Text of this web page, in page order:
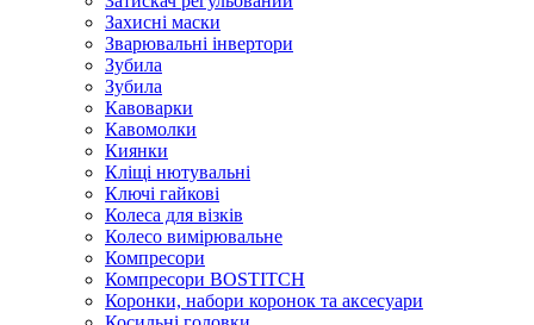
Захисні маски
Зварювальні інвертори
Зубила
Зубила
Кавоварки
Кавомолки
Киянки
Кліщі нютувальні
Ключі гайкові
Колеса для візків
Колесо вимірювальне
Компресори
Компресори BOSTITCH
Коронки, набори коронок та аксесуари